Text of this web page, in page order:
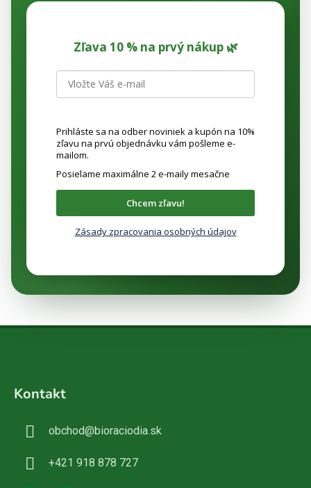
Zľava 10 % na prvý nákup 🌿
Prihláste sa na odber noviniek a kupón na 10%
zľavu na prvú objednávku vám pošleme e-
mailom.
Posielame maximálne 2 e-maily mesačne
Chcem zľavu!
Zásady zpracovania osobných údajov
Kontakt
obchod@bioraciodia.sk
+421 918 878 727